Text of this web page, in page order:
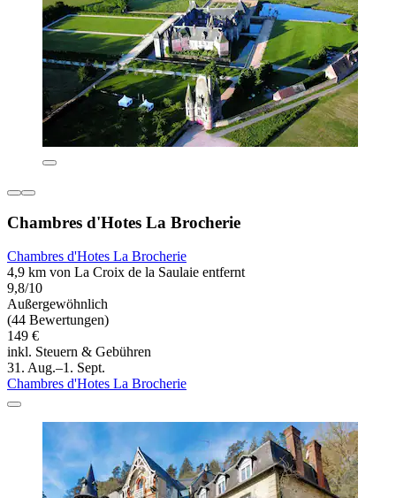
Chambres d'Hotes La Brocherie
Chambres d'Hotes La Brocherie
4,9 km von La Croix de la Saulaie entfernt
9,8/10
Außergewöhnlich
(44 Bewertungen)
149 €
inkl. Steuern & Gebühren
31. Aug.–1. Sept.
Chambres d'Hotes La Brocherie